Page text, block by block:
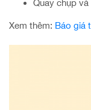
Quay chụp
Xem thêm: Báo giá